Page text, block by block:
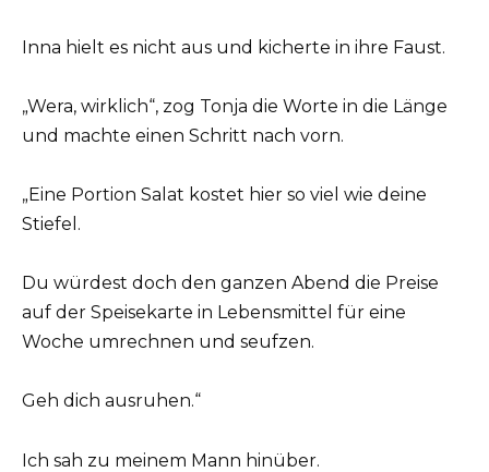
Inna hielt es nicht aus und kicherte in ihre Faust.
„Wera, wirklich“, zog Tonja die Worte in die Länge
und machte einen Schritt nach vorn.
„Eine Portion Salat kostet hier so viel wie deine
Stiefel.
Du würdest doch den ganzen Abend die Preise
auf der Speisekarte in Lebensmittel für eine
Woche umrechnen und seufzen.
Geh dich ausruhen.“
Ich sah zu meinem Mann hinüber.